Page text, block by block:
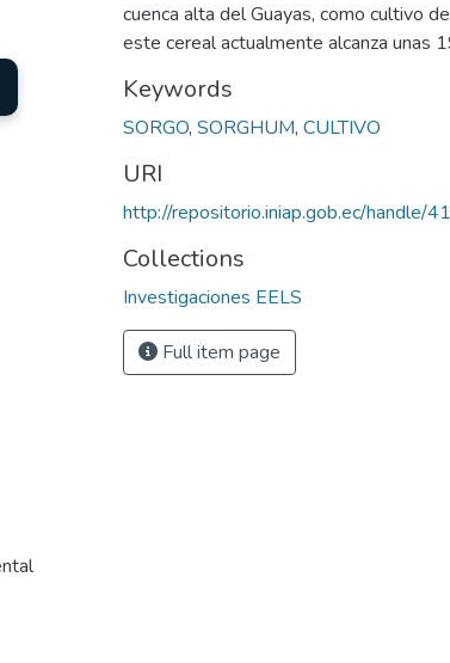
cuenca alta del Guayas, como cultivo
este cereal actualmente alcanza unas
Keywords
SORGO, SORGHUM, CULTIVO
URI
http://repositorio.iniap.gob.ec/handle/
Collections
Investigaciones EELS
Full item page